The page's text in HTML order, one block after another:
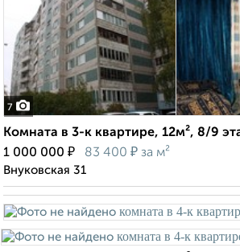
7
Комната в 3-к квартире, 12м², 8/9
1 000 000 ₽ 83 400 ₽ за м²
Внуковская 31